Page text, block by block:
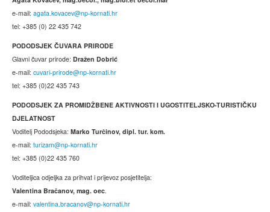
e-mail: agata.kovacev@np-kornati.hr
tel: +385 (0) 22 435 742
PODODSJEK ČUVARA PRIRODE
Glavni čuvar prirode: Dražen Dobrić
e-mail: cuvari-prirode@np-kornati.hr
tel: +385 (0)22 435 743
PODODSJEK ZA PROMIDŽBENE AKTIVNOSTI I UGOSTITELJSKO-TURISTIČKU
DJELATNOST
Voditelj Pododsjeka: Marko Turčinov, dipl. tur. kom.
e-mail: turizam@np-kornati.hr
tel: +385 (0)22 435 760
Voditeljica odjeljka za prihvat i prijevoz posjetitelja:
Valentina Bračanov, mag. oec.
e-mail: valentina.bracanov@np-kornati.hr